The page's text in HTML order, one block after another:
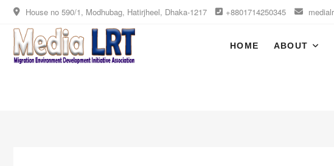
Skip
content
House no 590/1, Modhubag, Hatirjheel, Dhaka-1217 +8801714250345
Media LRT
MIGRATION, ENVIRONMENT AND DEVELOPMENT
HOME ABOUT